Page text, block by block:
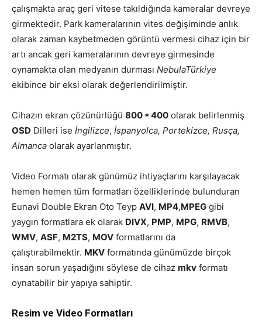
çalışmakta araç geri vitese takıldığında kameralar devreye
girmektedir. Park kameralarının vites değişiminde anlık
olarak zaman kaybetmeden görüntü vermesi cihaz için bir
artı ancak geri kameralarının devreye girmesinde
oynamakta olan medyanın durması NebulaTürkiye
ekibince bir eksi olarak değerlendirilmiştir.
Cihazın ekran çözünürlüğü 800 * 400 olarak belirlenmiş
OSD Dilleri ise İngilizce, İspanyolca, Portekizce, Rusça,
Almanca olarak ayarlanmıştır.
Video Formatı olarak günümüz ihtiyaçlarını karşılayacak
hemen hemen tüm formatları özelliklerinde bulunduran
Eunavi Double Ekran Oto Teyp AVI, MP4,MPEG gibi
yaygın formatlara ek olarak DIVX, PMP, MPG, RMVB,
WMV, ASF, M2TS, MOV formatlarını da
çalıştırabilmektir. MKV formatında günümüzde birçok
insan sorun yaşadığını söylese de cihaz mkv formatı
oynatabilir bir yapıya sahiptir.
Resim ve Video Formatları